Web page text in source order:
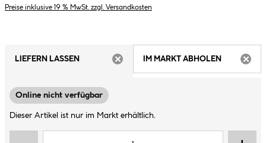
Preise inklusive 19 % MwSt. zzgl. Versandkosten
LIEFERN LASSEN
IM MARKT ABHOLEN
Online nicht verfügbar
Dieser Artikel ist nur im Markt erhältlich.